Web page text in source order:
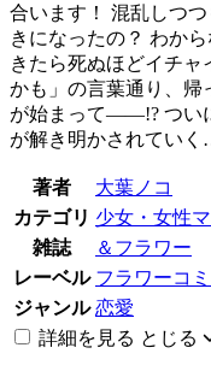
合います！ 混乱しつ
きになったの？ わか
きたら死ぬほどイチ
かも」の言葉通り、帰
が始まって――!? つい
が解き明かされてい
著者
大葉ノコ
カテゴリ 少女・女性
雑誌
＆フラワー
レーベル フラワーコ
ジャンル 恋愛
詳細を見る とじる